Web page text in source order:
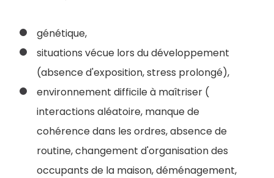
génétique,
situations vécue lors du développement
(absence d'exposition, stress prolongé),
environnement difficile à maîtriser (
interactions aléatoire, manque de
cohérence dans les ordres, absence de
routine, changement d'organisation des
occupants de la maison, déménagement,